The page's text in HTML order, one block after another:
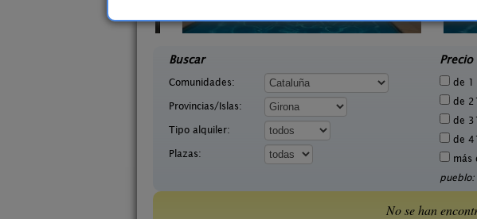
40 €
Buscar
Comunidades:
Provincias/Islas:
Tipo alquiler:
Plazas:
de 1
de
de
de
más
pueblo:
No se han